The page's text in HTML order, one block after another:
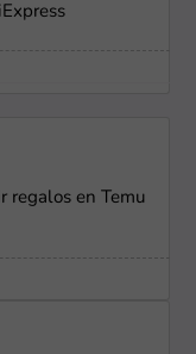
regalos en Temu